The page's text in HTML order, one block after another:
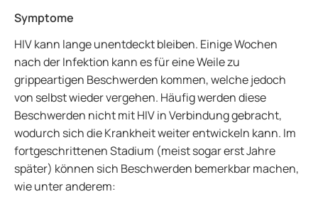
Symptome
HIV kann lange unentdeckt bleiben. Einige Wochen
nach der Infektion kann es für eine Weile zu
grippeartigen Beschwerden kommen, welche jedoch
von selbst wieder vergehen. Häufig werden diese
Beschwerden nicht mit HIV in Verbindung gebracht,
wodurch sich die Krankheit weiter entwickeln kann. Im
fortgeschrittenen Stadium (meist sogar erst Jahre
später) können sich Beschwerden bemerkbar machen,
wie unter anderem: